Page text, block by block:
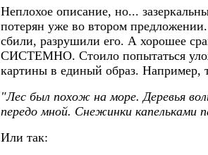
Неплохое описание, но...
потерян уже во втором
сбили, разрушили его. А хорошее
СИСТЕМНО. Стоило попытаться
картины в единый образ. Например,
"Лес был похож на море. Деревья
передо мной. Снежинки капельками
Или так: